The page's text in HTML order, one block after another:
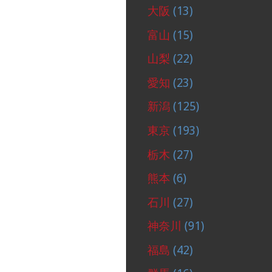
大阪 (13)
富山 (15)
山梨 (22)
愛知 (23)
新潟 (125)
東京 (193)
栃木 (27)
熊本 (6)
石川 (27)
神奈川 (91)
福島 (42)